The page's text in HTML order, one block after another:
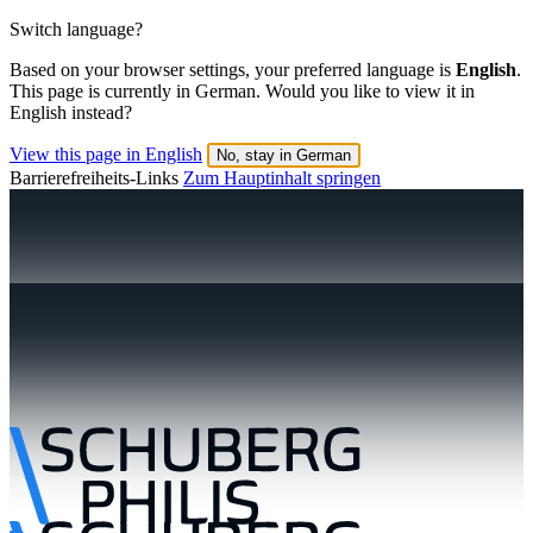
Switch language?
Based on your browser settings, your preferred language is English.
This page is currently in German. Would you like to view it in
English instead?
View this page in English No, stay in German
Barrierefreiheits-Links Zum Hauptinhalt springen